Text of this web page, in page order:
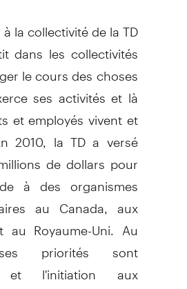
la collectivité de la TD
dans les collectivités
le cours des choses
ses activités et là
et employés vivent et
2010, la TD a versé
de dollars pour
à des organismes
au Canada, aux
au Royaume-Uni. Au
priorités sont
et l'initiation aux